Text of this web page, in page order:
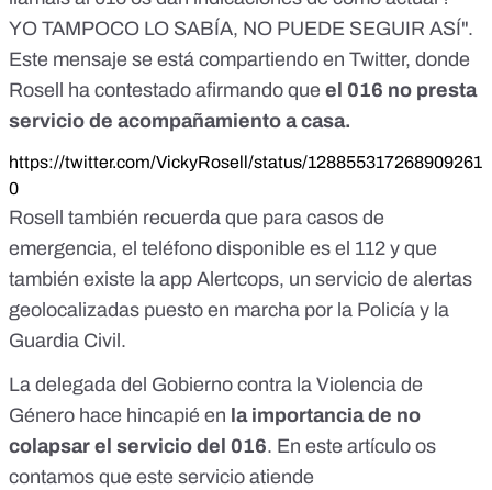
YO TAMPOCO LO SABÍA, NO PUEDE SEGUIR ASÍ".
Este mensaje se está compartiendo en Twitter, donde
Rosell ha contestado afirmando que el 016 no presta
servicio de acompañamiento a casa.
https://twitter.com/VickyRosell/status/128855317268909261
0
Rosell también recuerda que para casos de
emergencia, el teléfono disponible es el 112 y que
también existe la app Alertcops, un servicio de alertas
geolocalizadas puesto en marcha por la Policía y la
Guardia Civil.
La delegada del Gobierno contra la Violencia de
Género hace hincapié en la importancia de no
colapsar el servicio del 016. En este artículo os
contamos que este servicio atiende